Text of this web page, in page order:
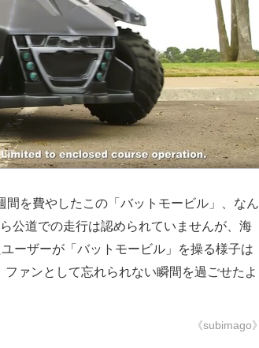
を費やしたこの「バットモービル」、なん
公道での走行は認められていませんが、海
ーザーが「バットモービル」を操る様子は
ァンとして忘れられない瞬間を過ごせたよ
《subimago》